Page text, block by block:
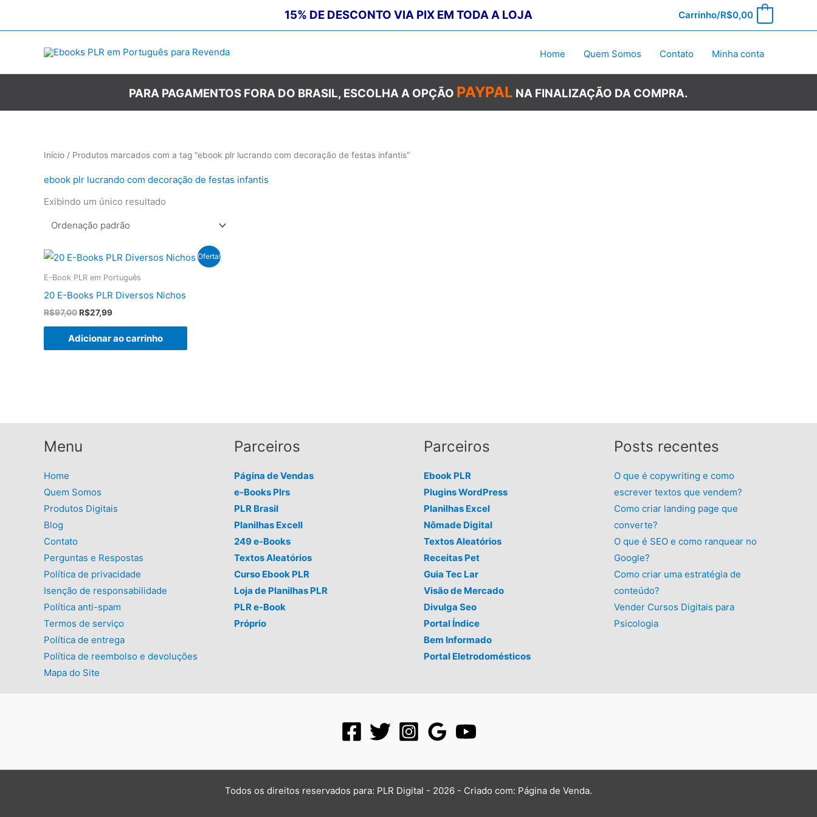
15% DE DESCONTO VIA PIX EM TODA A LOJA Carrinho/R$0,00
Home Quem Somos Contato Minha conta
PARA PAGAMENTOS FORA DO BRASIL, ESCOLHA A OPÇÃO PAYPAL NA FINALIZAÇÃO DA COMPRA.
Início / Produtos marcados com a tag “ebook plr lucrando com decoração de festas infantis”
ebook plr lucrando com decoração de festas infantis
Exibindo um único resultado
Oferta!
E-Book PLR em Português
20 E-Books PLR Diversos Nichos
R$97,00O
original
era:
R$97,00.
R$27,99O
é:
R$27,99.
Adicionar ao carrinho
Menu
Home
Quem Somos
Produtos Digitais
Blog
Contato
Perguntas e Respostas
Política de privacidade
Isenção de responsabilidade
Política anti-spam
Termos de serviço
Política de entrega
Política de reembolso e devoluções
Mapa do Site
Parceiros
Página de Vendas
e-Books Plrs
PLR Brasil
Planilhas Excell
249 e-Books
Textos Aleatórios
Curso Ebook PLR
Loja de Planilhas PLR
PLR e-Book
Próprio
Parceiros
Ebook PLR
Plugins WordPress
Planilhas Excel
Nômade Digital
Textos Aleatórios
Receitas Pet
Guia Tec Lar
Visão de Mercado
Divulga Seo
Portal Índice
Bem Informado
Portal Eletrodomésticos
Posts recentes
O que é copywriting e como
escrever textos que vendem?
Como criar landing page que
converte?
O que é SEO e como ranquear no
Google?
Como criar uma estratégia de
conteúdo?
Vender Cursos Digitais para
Psicologia
Todos os direitos reservados para: PLR Digital - 2026 - Criado com: Página de Venda.